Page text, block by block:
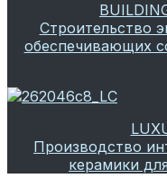
Строительство
обеспечивающих
Производство
керамики